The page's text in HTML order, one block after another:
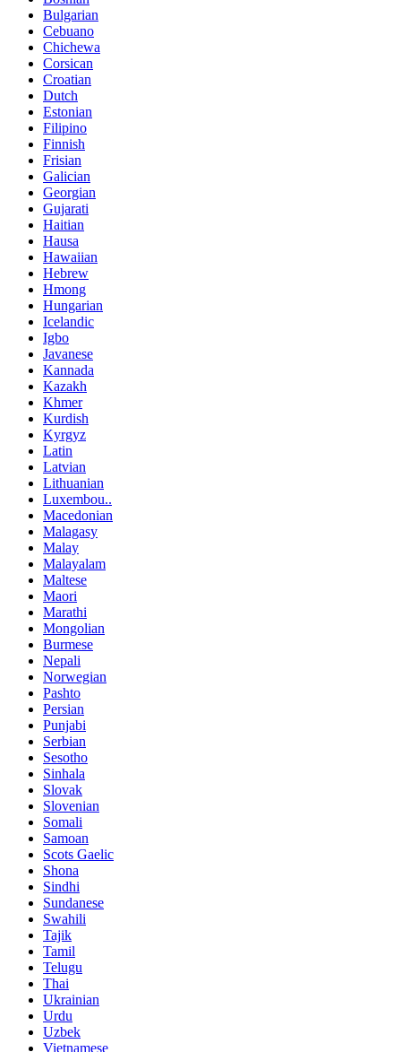
Bulgarian
Cebuano
Chichewa
Corsican
Croatian
Dutch
Estonian
Filipino
Finnish
Frisian
Galician
Georgian
Gujarati
Haitian
Hausa
Hawaiian
Hebrew
Hmong
Hungarian
Icelandic
Igbo
Javanese
Kannada
Kazakh
Khmer
Kurdish
Kyrgyz
Latin
Latvian
Lithuanian
Luxembou..
Macedonian
Malagasy
Malay
Malayalam
Maltese
Maori
Marathi
Mongolian
Burmese
Nepali
Norwegian
Pashto
Persian
Punjabi
Serbian
Sesotho
Sinhala
Slovak
Slovenian
Somali
Samoan
Scots Gaelic
Shona
Sindhi
Sundanese
Swahili
Tajik
Tamil
Telugu
Thai
Ukrainian
Urdu
Uzbek
Vietnamese